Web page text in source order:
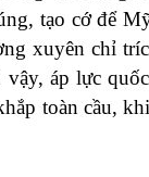
tạo cớ để
xuyên chỉ
áp lực
toàn cầu,